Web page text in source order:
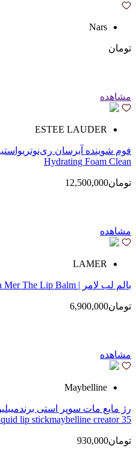
Nars
تومان
مشاهده
ESTEE LAUDER
Hydrating Foam Clean
تومان12,500,000
مشاهده
LAMER
بالم لب لامر | La Mer The Lip Balm
تومان6,900,000
مشاهده
Maybelline
lip stickmaybelline creator 35
تومان930,000